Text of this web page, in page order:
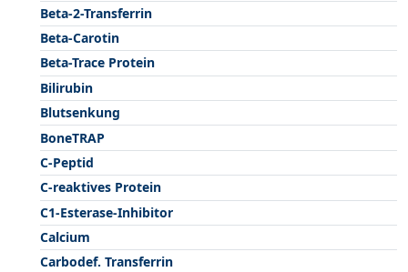
Beta-2-Transferrin
Beta-Carotin
Beta-Trace Protein
Bilirubin
Blutsenkung
BoneTRAP
C-Peptid
C-reaktives Protein
C1-Esterase-Inhibitor
Calcium
Carbodef. Transferrin